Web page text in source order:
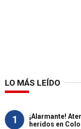
LO MÁS LEÍDO
1
¡Alarmante!
heridos en